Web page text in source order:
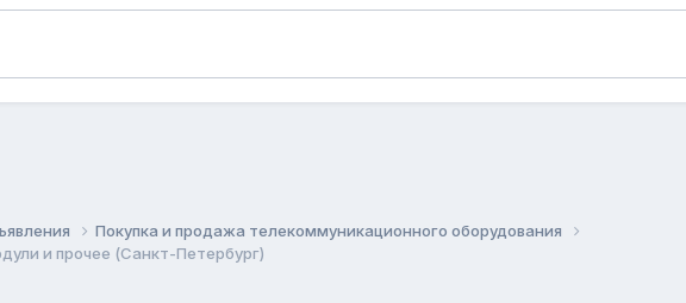
Покупка и продажа телекоммуникационного оборудования
и прочее (Санкт-Петербург)